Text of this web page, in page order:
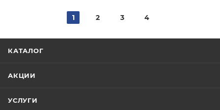
1 2 3 4
КАТАЛОГ
АКЦИИ
УСЛУГИ